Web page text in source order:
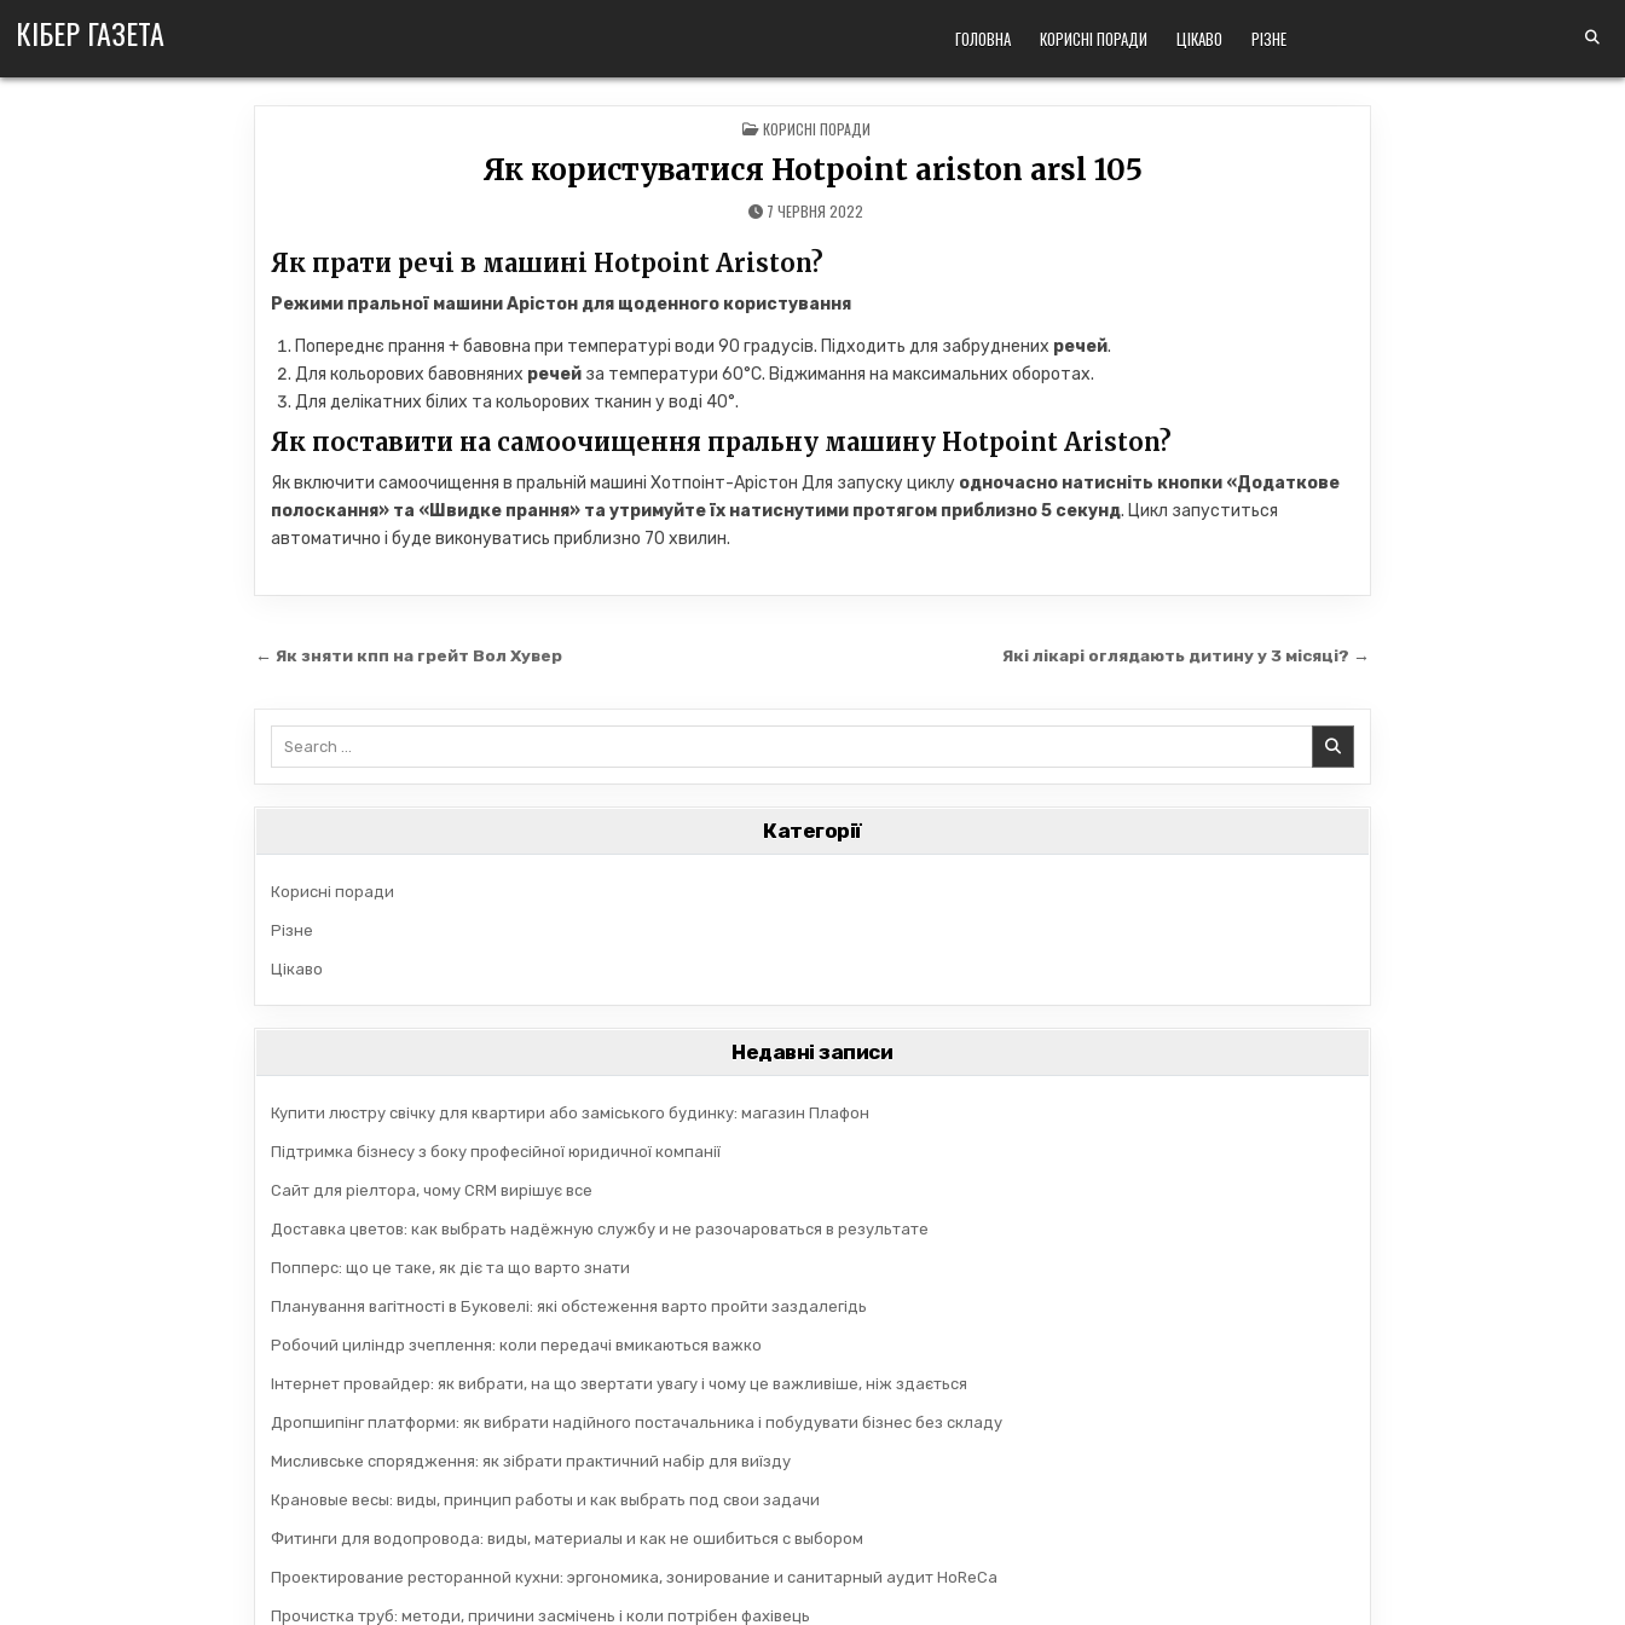
КІБЕР ГАЗЕТА ГОЛОВНА КОРИСНІ ПОРАДИ ЦІКАВО РІЗНЕ
POSTED
IN
КОРИСНІ ПОРАДИ
Як користуватися Hotpoint ariston arsl 105
7 ЧЕРВНЯ 2022
Як прати речі в машині Hotpoint Ariston?
Режими пральної машиниАрістон для щоденного користування
Попереднє прання + бавовна при температурі води 90 градусів. Підходить для забруднених речей.
Для кольорових бавовняних речей за температури 60°С. Віджимання на максимальних оборотах.
Для делікатних білих та кольорових тканин у воді 40°.
Як поставити на самоочищення пральну машину Hotpoint Ariston?
Як включити самоочищення в пральній машині Хотпоінт-Арістон Для запуску циклу одночасно натисніть кнопки «Додаткове
полоскання» та «Швидке прання» та утримуйте їх натиснутими протягом приблизно 5 секунд. Цикл запуститься
автоматично і буде виконуватись приблизно 70 хвилин.
Навігація Які лікарі оглядають дитину у 3 місяці? →
← Як зняти кпп на грейт Вол Хувер
Категорії
Корисні поради
Різне
Цікаво
Недавні записи
Купити люстру свічку для квартири або заміського будинку: магазин Плафон
Підтримка бізнесу з боку професійної юридичної компанії
Сайт для ріелтора, чому CRM вирішує все
Доставка цветов: как выбрать надёжную службу и не разочароваться в результате
Попперс: що це таке, як діє та що варто знати
Планування вагітності в Буковелі: які обстеження варто пройти заздалегідь
Робочий циліндр зчеплення: коли передачі вмикаються важко
Інтернет провайдер: як вибрати, на що звертати увагу і чому це важливіше, ніж здається
Дропшипінг платформи: як вибрати надійного постачальника і побудувати бізнес без складу
Мисливське спорядження: як зібрати практичний набір для виїзду
Крановые весы: виды, принцип работы и как выбрать под свои задачи
Фитинги для водопровода: виды, материалы и как не ошибиться с выбором
Проектирование ресторанной кухни: эргономика, зонирование и санитарный аудит HoReCa
Прочистка труб: методи, причини засмічень і коли потрібен фахівець